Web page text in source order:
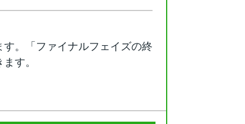
。「ファイナルフェイズの終
す。